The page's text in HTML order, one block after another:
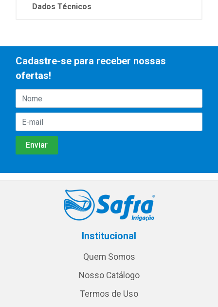
Dados Técnicos
Cadastre-se para receber nossas
ofertas!
Institucional
Quem Somos
Nosso Catálogo
Termos de Uso